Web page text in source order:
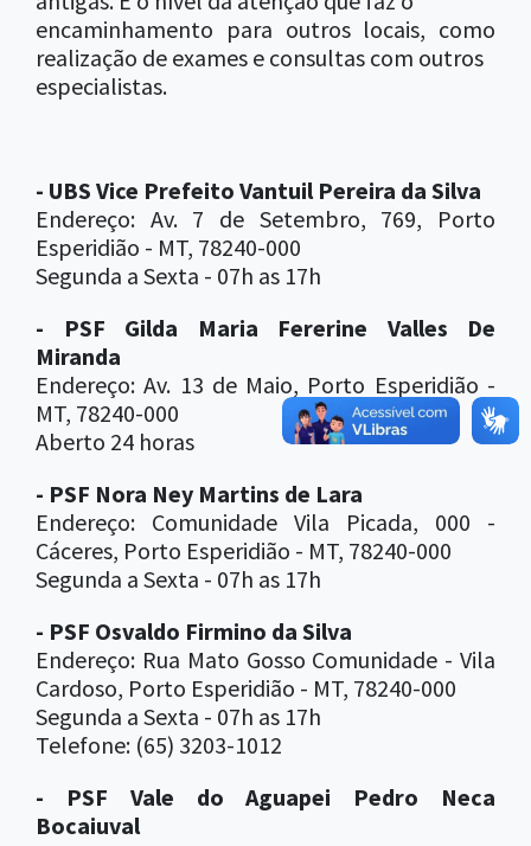
encaminhamento para outros locais, como
realização de exames e consultas com outros
especialistas.
- UBS Vice Prefeito Vantuil Pereira da Silva
Endereço: Av. 7 de Setembro, 769, Porto
Esperidião - MT, 78240-000
Segunda a Sexta - 07h as 17h
- PSF Gilda Maria Fererine Valles De
Miranda
Endereço: Av. 13 de Maio, Porto Esperidião -
MT, 78240-000
Aberto 24 horas
- PSF Nora Ney Martins de Lara
Endereço: Comunidade Vila Picada, 000 -
Cáceres, Porto Esperidião - MT, 78240-000
Segunda a Sexta - 07h as 17h
- PSF Osvaldo Firmino da Silva
Endereço: Rua Mato Gosso Comunidade - Vila
Cardoso, Porto Esperidião - MT, 78240-000
Segunda a Sexta - 07h as 17h
Telefone: (65) 3203-1012
- PSF Vale do Aguapei Pedro Neca
Bocaiuval